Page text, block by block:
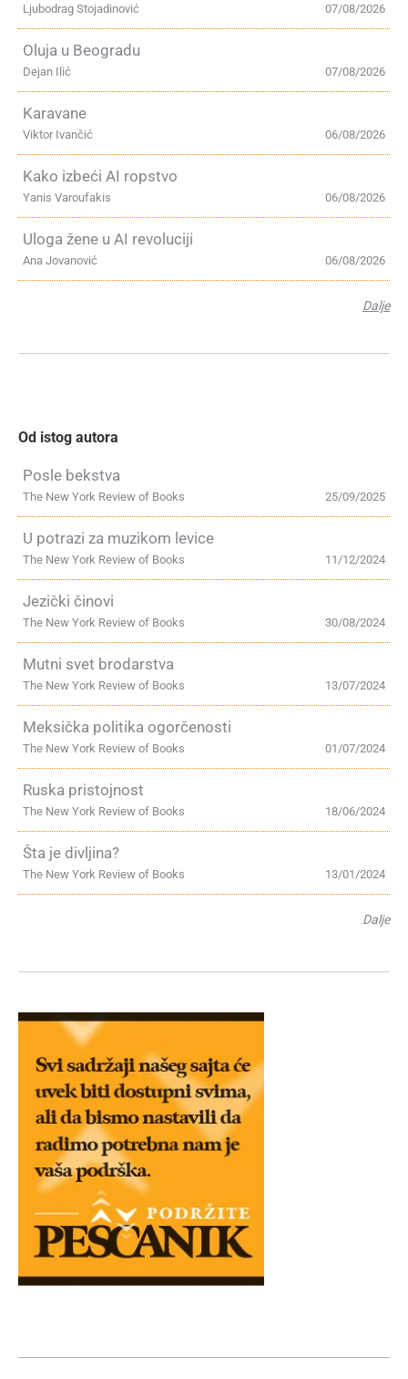
07/08/2026
Ljubodrag Stojadinović
Oluja u Beogradu
07/08/2026
Dejan Ilić
Karavane
06/08/2026
Viktor Ivančić
Kako izbeći AI ropstvo
06/08/2026
Yanis Varoufakis
Uloga žene u AI revoluciji
06/08/2026
Ana Jovanović
Dalje
Od istog autora
Posle bekstva
25/09/2025
The New York Review of Books
U potrazi za muzikom levice
11/12/2024
The New York Review of Books
Jezički činovi
30/08/2024
The New York Review of Books
Mutni svet brodarstva
13/07/2024
The New York Review of Books
Meksička politika ogorčenosti
01/07/2024
The New York Review of Books
Ruska pristojnost
18/06/2024
The New York Review of Books
Šta je divljina?
13/01/2024
The New York Review of Books
Dalje